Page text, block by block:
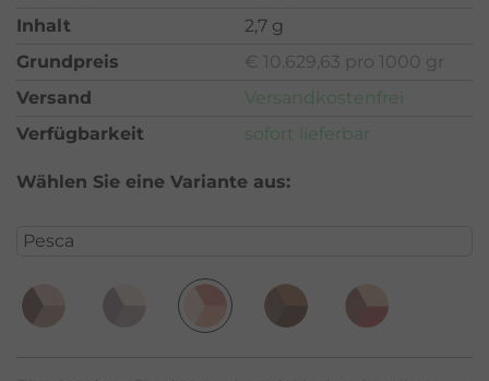
Inhalt
2,7 g
Grundpreis
€ 10.629,63 pro 1000 gr
Versand
Versandkostenfrei
Verfügbarkeit
sofort lieferbar
Wählen Sie eine Variante aus: